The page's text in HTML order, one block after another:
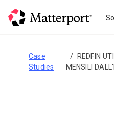
Case
Studies
REDFIN
MENSILI